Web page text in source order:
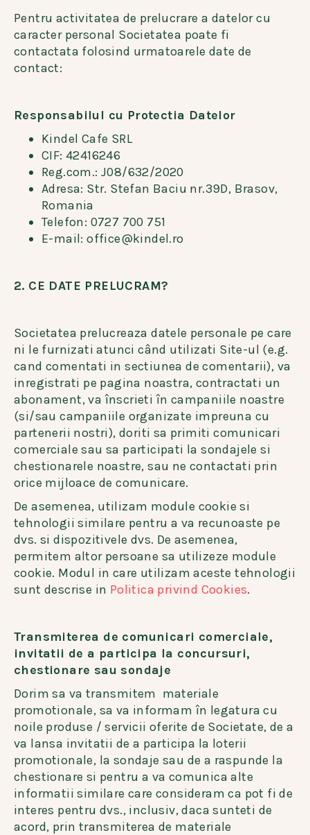
Pentru activitatea de prelucrare a datelor cu
caracter personal Societatea poate fi
contactata folosind urmatoarele date de
contact:
Responsabilul cu Protectia Datelor
Kindel Cafe SRL
CIF: 42416246
Reg.com.: J08/632/2020
Adresa: Str. Stefan Baciu nr.39D, Brasov,
Romania
Telefon: 0727 700 751
E-mail: office@kindel.ro
2. CE DATE PRELUCRAM?
Societatea prelucreaza datele personale pe care
ni le furnizati atunci când utilizati Site-ul (e.g.
cand comentati in sectiunea de comentarii), va
inregistrati pe pagina noastra, contractati un
abonament, va înscrieti în campaniile noastre
(si/sau campaniile organizate impreuna cu
partenerii nostri), doriti sa primiti comunicari
comerciale sau sa participati la sondajele si
chestionarele noastre, sau ne contactati prin
orice mijloace de comunicare.
De asemenea, utilizam module cookie si
tehnologii similare pentru a va recunoaste pe
dvs. si dispozitivele dvs. De asemenea,
permitem altor persoane sa utilizeze module
cookie. Modul in care utilizam aceste tehnologii
sunt descrise in Politica privind Cookies.
Transmiterea de comunicari comerciale,
invitatii de a participa la concursuri,
chestionare sau sondaje
Dorim sa va transmitem materiale
promotionale, sa va informam în legatura cu
noile produse / servicii oferite de Societate, de a
va lansa invitatii de a participa la loterii
promotionale, la sondaje sau de a raspunde la
chestionare si pentru a va comunica alte
informatii similare care consideram ca pot fi de
interes pentru dvs., inclusiv, daca sunteti de
acord, prin transmiterea de materiale